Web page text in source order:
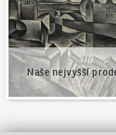
Naše nejvyšší